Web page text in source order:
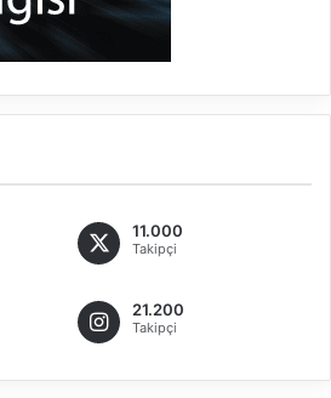
11.000
Takipçi
21.200
Takipçi